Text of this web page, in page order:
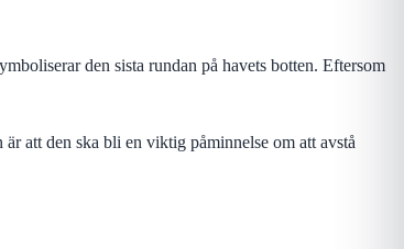
den sista rundan på havets botten. Eftersom
att den ska bli en viktig påminnelse om att avstå